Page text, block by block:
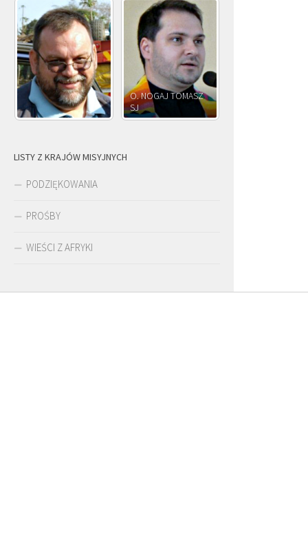
O. NOGAJ TOMASZ
SJ
O. JÓZEF OLEKSY SJ
LISTY Z KRAJÓW MISYJNYCH
PODZIĘKOWANIA
PROŚBY
WIEŚCI Z AFRYKI